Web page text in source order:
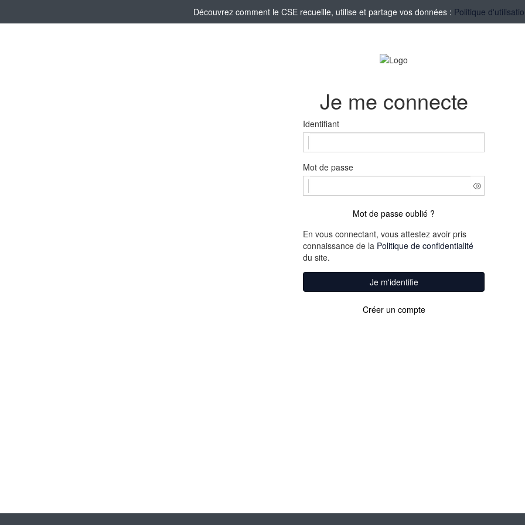
Découvrez comment le CSE recueille, utilise et partage vos données : Politique
Je me connecte
Identifiant
Mot de passe
Mot de passe oublié ?
En vous connectant, vous attestez avoir pris
connaissance de la Politique de confidentialité
du site.
Je m'identifie
Créer un compte